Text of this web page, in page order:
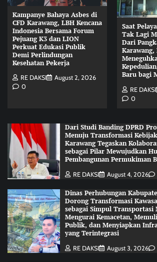
Kampanye Bahaya Asbes di
CFD Karawang, LBH Kencana
Indonesia Bersama Forum
Pejuang K3 dan LION
Perkuat Edukasi Publik
Demi Perlindungan
Kesehatan Pekerja
RE DAKSI
August 2, 2026
0
Saat
Tak Lagi
Dari
Karawang,
Baru bagi
RE DAKSI
0
Dari Studi Banding DPRD
Menuju Transformasi
Karawang Tegaskan
sebagai Pilar Mewujudkan
Pembangunan Permukiman
RE DAKSI August 4, 2026
Dinas Perhubungan
Dorong Transformasi
sebagai Simpul Transportasi
Mengurai Kemacetan,
Publik, dan Menyiapkan
yang Terintegrasi
RE DAKSI August 3, 2026